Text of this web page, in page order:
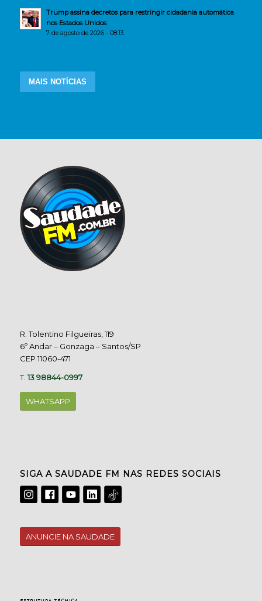
Trump assina decretos para restringir cidadania automática
nos Estados Unidos
7 de agosto de 2026 - 08:13
MAIS NOTÍCIAS
R. Tolentino Filgueiras, 119
6º Andar – Gonzaga – Santos/SP
CEP 11060-471
T.13 98844-0997
WHATSAPP
SIGA A SAUDADE FM NAS REDES SOCIAIS
ANUNCIE NA SAUDADE